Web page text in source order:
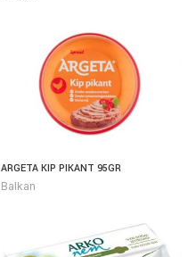
ARGETA KIP PIKANT 95GR
Balkan